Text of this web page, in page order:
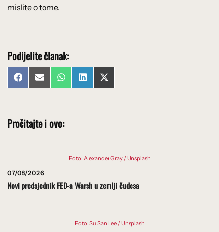
mislite o tome.
Podijelite članak:
Share
on
FacebookShare
on
Email Share
on
WhatsAppShare
on
LinkedInShare
on
X
(Twitter)
Pročitajte i ovo:
Foto: Alexander Gray / Unsplash
07/08/2026
Novi predsjednik FED-a Warsh u zemlji čudesa
Foto: Su San Lee / Unsplash